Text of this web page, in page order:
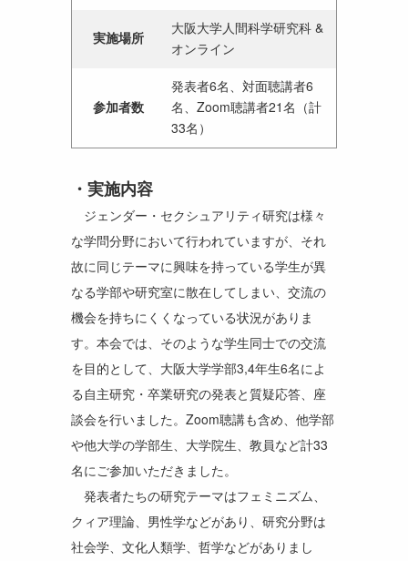
実施場所
大阪大学人間科学研究科 &
オンライン
参加者数
発表者6名、対面聴講者6
名、Zoom聴講者21名（計
33名）
実施内容
ジェンダー・セクシュアリティ研究は様々
な学問分野において行われていますが、それ
故に同じテーマに興味を持っている学生が異
なる学部や研究室に散在してしまい、交流の
機会を持ちにくくなっている状況がありま
す。本会では、そのような学生同士での交流
を目的として、大阪大学学部3,4年生6名によ
る自主研究・卒業研究の発表と質疑応答、座
談会を行いました。Zoom聴講も含め、他学部
や他大学の学部生、大学院生、教員など計33
名にご参加いただきました。
発表者たちの研究テーマはフェミニズム、
クィア理論、男性学などがあり、研究分野は
社会学、文化人類学、哲学などがありまし